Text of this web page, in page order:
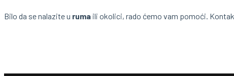
Bilo da se nalazite u ruma ili okolici, rado ćemo vam pomoći.